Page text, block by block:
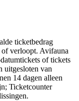
ticketbedrag
verloopt. Avifauna
of tickets
uitgesloten van
14 dagen alleen
Ticketcounter